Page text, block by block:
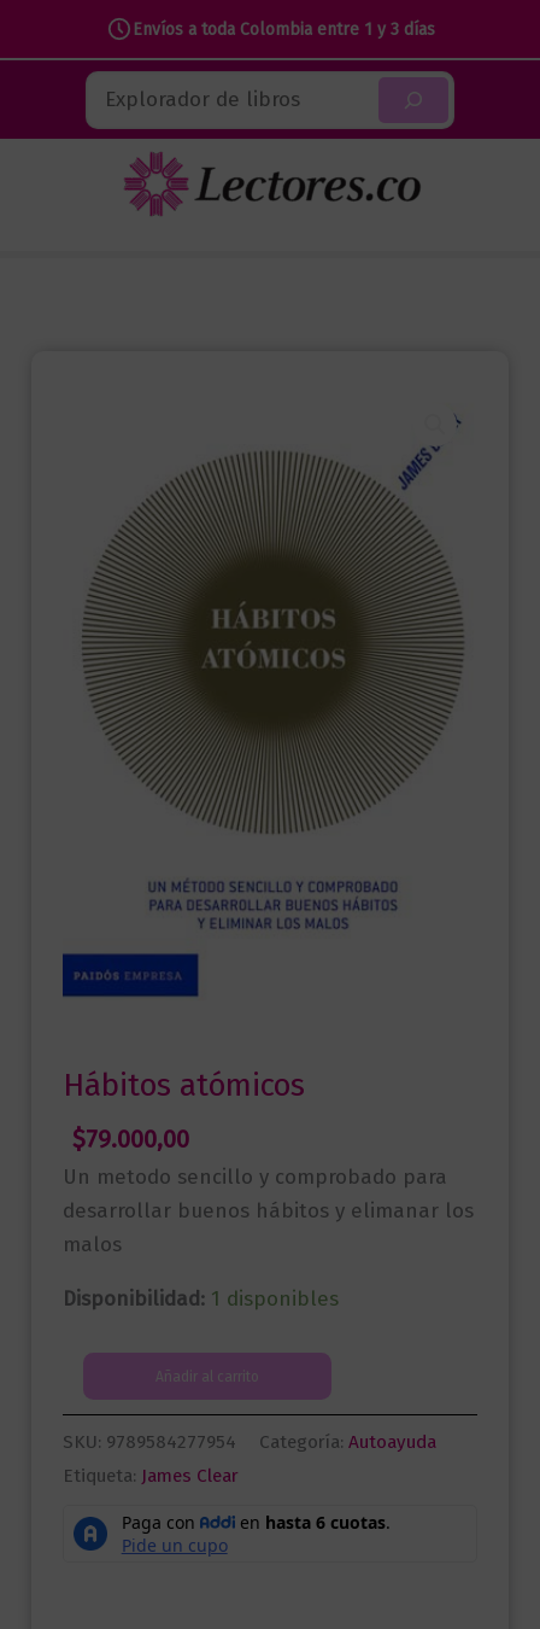
Envíos a toda Colombia entre 1 y 3 días
contenido
Buscar
Hábitos atómicos
$79.000,00
Un metodo sencillo y comprobado para
desarrollar buenos hábitos y elimanar los
malos
Disponibilidad: 1 disponibles
atómicos
cantidad
Añadir al carrito
SKU: 9789584277954 Categoría: Autoayuda
Etiqueta: James Clear